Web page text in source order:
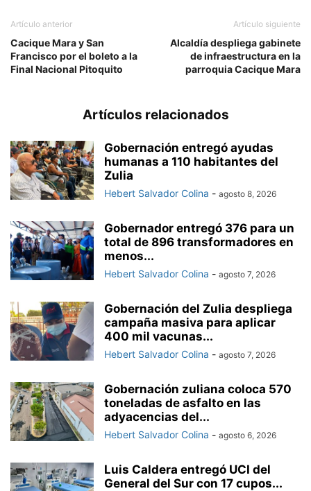
Artículo anterior
Cacique Mara y San
Francisco por el boleto a la
Final Nacional Pitoquito
Artículo siguiente
Alcaldía despliega gabinete
de infraestructura en la
parroquia Cacique Mara
Artículos relacionados
Gobernación entregó ayudas
humanas a 110 habitantes del
Zulia
Hebert Salvador Colina - agosto 8, 2026
Gobernador entregó 376 para un
total de 896 transformadores en
menos...
Hebert Salvador Colina - agosto 7, 2026
Gobernación del Zulia despliega
campaña masiva para aplicar
400 mil vacunas...
Hebert Salvador Colina - agosto 7, 2026
Gobernación zuliana coloca 570
toneladas de asfalto en las
adyacencias del...
Hebert Salvador Colina - agosto 6, 2026
Luis Caldera entregó UCI del
General del Sur con 17 cupos...